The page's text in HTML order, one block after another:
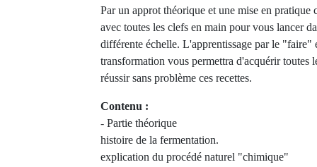
Par un approt théorique et une mise en pratique
avec toutes les clefs en main pour vous lancer
différente échelle. L'apprentissage par le "faire"
transformation vous permettra d'acquérir toutes
réussir sans problème ces recettes.
Contenu :
- Partie théorique
histoire de la fermentation.
explication du procédé naturel "chimique"